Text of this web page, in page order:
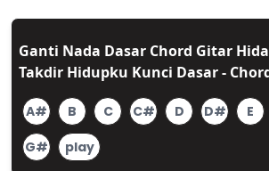
Daftar Isi
Ganti Nada Dasar Chord Gitar
Takdir Hidupku Kunci Dasar -
A# B C C# D D# E
G#
play